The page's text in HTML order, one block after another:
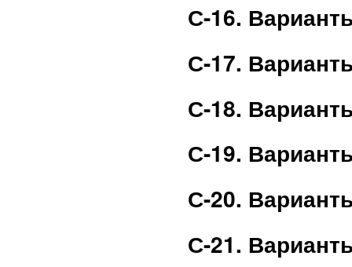
С-16.
С-17.
С-18.
С-19.
С-20.
С-21.